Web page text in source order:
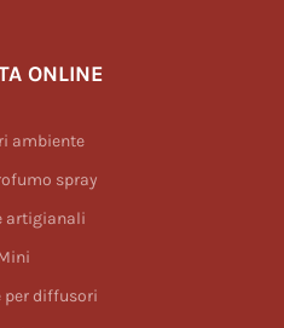
ONLINE
ambiente
spray
artigianali
per diffusori